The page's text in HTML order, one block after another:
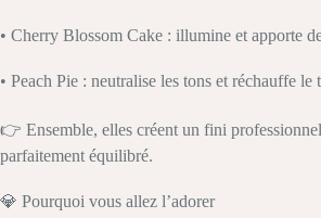
• Cherry Blossom Cake : illumine et apporte
• Peach Pie : neutralise les tons et réchauffe le
👉 Ensemble, elles créent un fini
parfaitement équilibré.
💎 Pourquoi vous allez l’adorer